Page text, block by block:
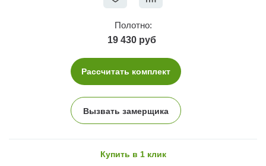
Полотно:
19 430 руб
Рассчитать комплект
Вызвать замерщика
Купить в 1 клик